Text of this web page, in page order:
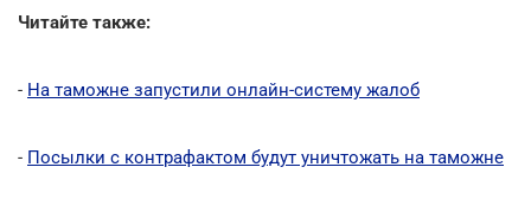
Читайте также:
- На таможне запустили онлайн-систему жалоб
- Посылки с контрафактом будут уничтожать на таможне